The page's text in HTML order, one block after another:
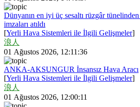
Dünyanın en iyi üç sesaltı rüzgâr
imzaları atıldı
[Yerli Hava Sistemleri ile İlgili Gelişmeler]
浪人
01 Ağustos 2026, 12:11:36
ANKA-AKSUNGUR İnsansız Hava Aracı
[Yerli Hava Sistemleri ile İlgili Gelişmeler]
浪人
01 Ağustos 2026, 12:00:11